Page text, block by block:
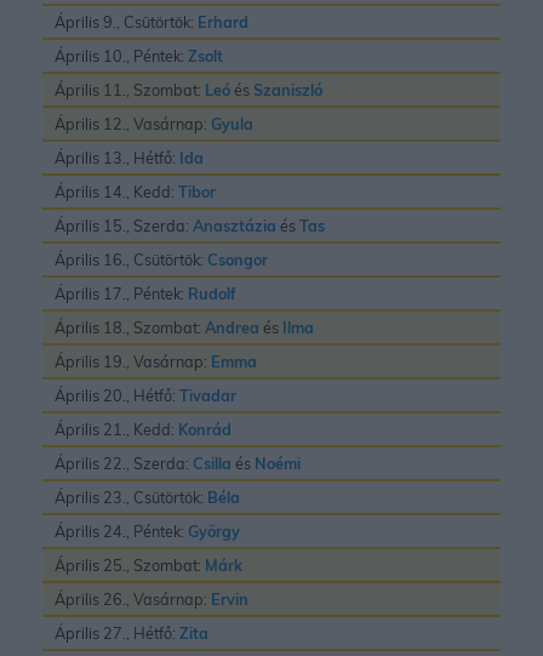
Április 9., Csütörtök: Erhard
Április 10., Péntek: Zsolt
Április 11., Szombat: Leó és Szaniszló
Április 12., Vasárnap: Gyula
Április 13., Hétfő: Ida
Április 14., Kedd: Tibor
Április 15., Szerda: Anasztázia ésTas
Április 16., Csütörtök: Csongor
Április 17., Péntek: Rudolf
Április 18., Szombat: Andrea és Ilma
Április 19., Vasárnap: Emma
Április 20., Hétfő: Tivadar
Április 21., Kedd: Konrád
Április 22., Szerda: Csilla és Noémi
Április 23., Csütörtök: Béla
Április 24., Péntek: György
Április 25., Szombat: Márk
Április 26., Vasárnap: Ervin
Április 27., Hétfő: Zita